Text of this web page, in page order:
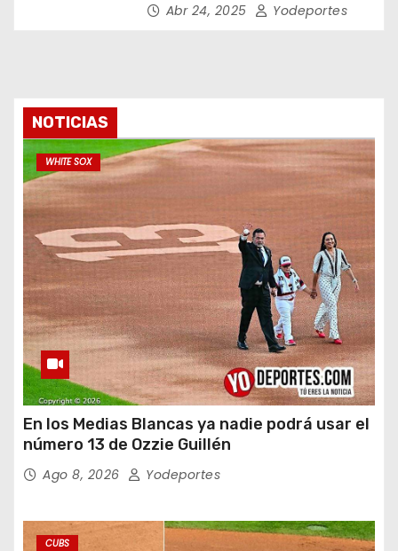
Abr 24, 2025 Yodeportes
NOTICIAS
WHITE SOX
En los Medias Blancas ya nadie podrá usar el
número 13 de Ozzie Guillén
Ago 8, 2026 Yodeportes
CUBS